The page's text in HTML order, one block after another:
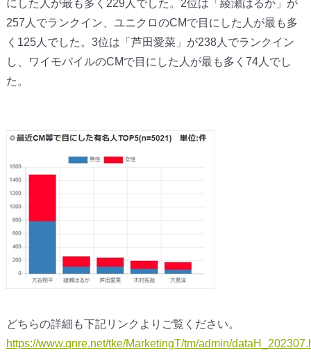
にした人が最も多く229人でした。2位は「綾瀬はるか」が
257人でランクイン、ユニクロのCMで目にした人が最も多
く125人でした。3位は「芦田愛菜」が238人でランクイン
し、ワイモバイルのCMで目にした人が最も多く74人でし
た。
どちらの詳細も下記リンクよりご覧ください。
https://www.qnre.net/tke/MarketingT/tm/admin/